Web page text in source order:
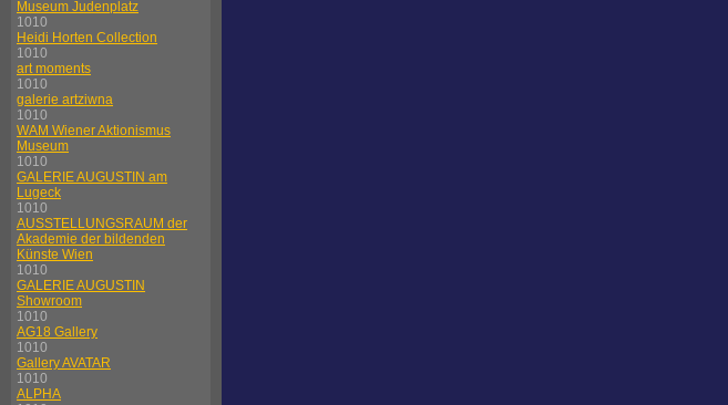
Museum Judenplatz
1010
Heidi Horten Collection
1010
art moments
1010
galerie artziwna
1010
WAM Wiener Aktionismus
Museum
1010
GALERIE AUGUSTIN am
Lugeck
1010
AUSSTELLUNGSRAUM der
Akademie der bildenden
Künste Wien
1010
GALERIE AUGUSTIN
Showroom
1010
AG18 Gallery
1010
Gallery AVATAR
1010
ALPHA